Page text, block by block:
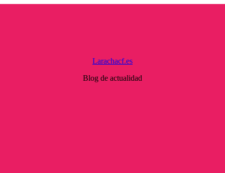
Larachacf.es
Blog de actualidad